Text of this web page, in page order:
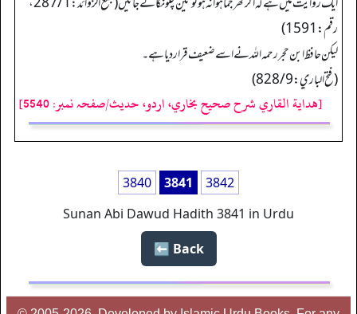
رقم: 1591)
لیکن حافظ ابن حجر رحمہ اللہ نے اسے ضعیف قرار دیا ہے۔
(فتح الباري: 828/9)
[هداية القاري شرح صحيح بخاري، اردو، حدیث/صفحہ نمبر: 5540]
3840 3841
3842
Sunan Abi Dawud Hadith 3841 in Urdu
Back ⬅️